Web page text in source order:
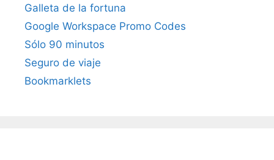
Galleta de la fortuna
Google Workspace Promo Codes
Sólo 90 minutos
Seguro de viaje
Bookmarklets